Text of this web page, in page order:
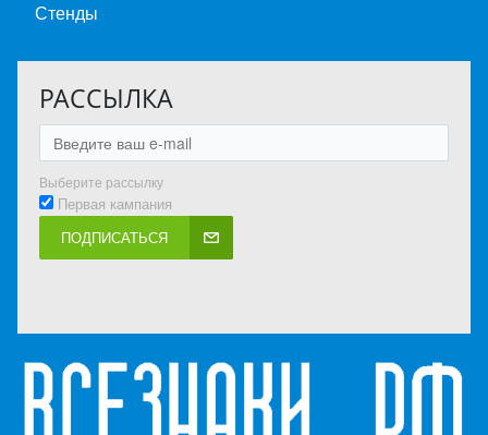
Стенды
РАССЫЛКА
Выберите рассылку
Первая кампания
ПОДПИСАТЬСЯ